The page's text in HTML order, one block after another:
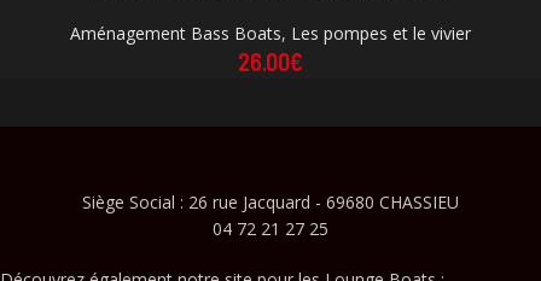
Aménagement Bass Boats, Les pompes et le vivier
26.00€
Siège Social : 26 rue Jacquard - 69680 CHASSIEU
04 72 21 27 25